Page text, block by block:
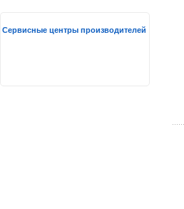
Сервисные центры производителей